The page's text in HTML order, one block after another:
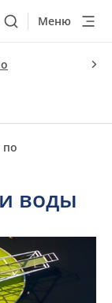
ПоискМеню
по
воды